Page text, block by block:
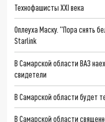
Технофашисты XXI века
Оплеуха Маску. "Пора снять
Starlink
В Самарской области ВАЗ
свидетели
В Самарской области будет
В Самарской области